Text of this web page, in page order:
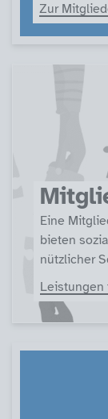
Zur
Eine
bieten
nützlicher